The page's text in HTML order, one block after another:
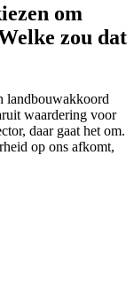
om
zou dat
landbouwakkoord
waardering voor
daar gaat het om.
op ons afkomt,